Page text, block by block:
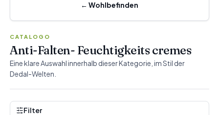
← Wohlbefinden
CATALOGO
Anti-Falten- Feuchtigkeits cremes
Eine klare Auswahl innerhalb dieser Kategorie, im Stil der
Dedal-Welten.
Filter